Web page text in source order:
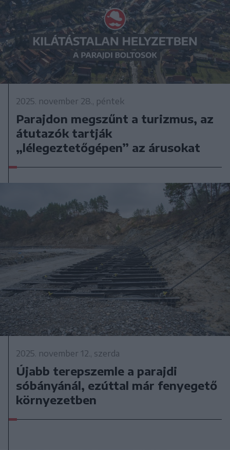
2025. november 28., péntek
Parajdon megszűnt a turizmus, az
átutazók tartják
„lélegeztetőgépen” az árusokat
2025. november 12., szerda
Újabb terepszemle a parajdi
sóbányánál, ezúttal már fenyegető
környezetben